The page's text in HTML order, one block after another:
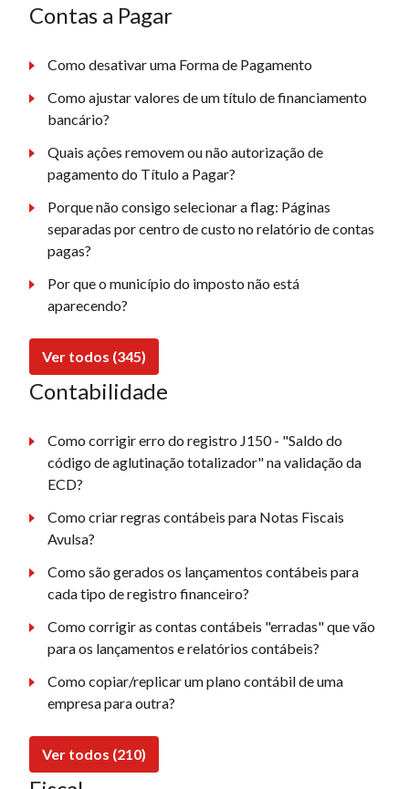
Contas a Pagar
Como desativar uma Forma de Pagamento
Como ajustar valores de um título de financiamento
bancário?
Quais ações removem ou não autorização de
pagamento do Título a Pagar?
Porque não consigo selecionar a flag: Páginas
separadas por centro de custo no relatório de contas
pagas?
Por que o município do imposto não está
aparecendo?
Ver todos (345)
Contabilidade
Como corrigir erro do registro J150 - "Saldo do
código de aglutinação totalizador" na validação da
ECD?
Como criar regras contábeis para Notas Fiscais
Avulsa?
Como são gerados os lançamentos contábeis para
cada tipo de registro financeiro?
Como corrigir as contas contábeis "erradas" que vão
para os lançamentos e relatórios contábeis?
Como copiar/replicar um plano contábil de uma
empresa para outra?
Ver todos (210)